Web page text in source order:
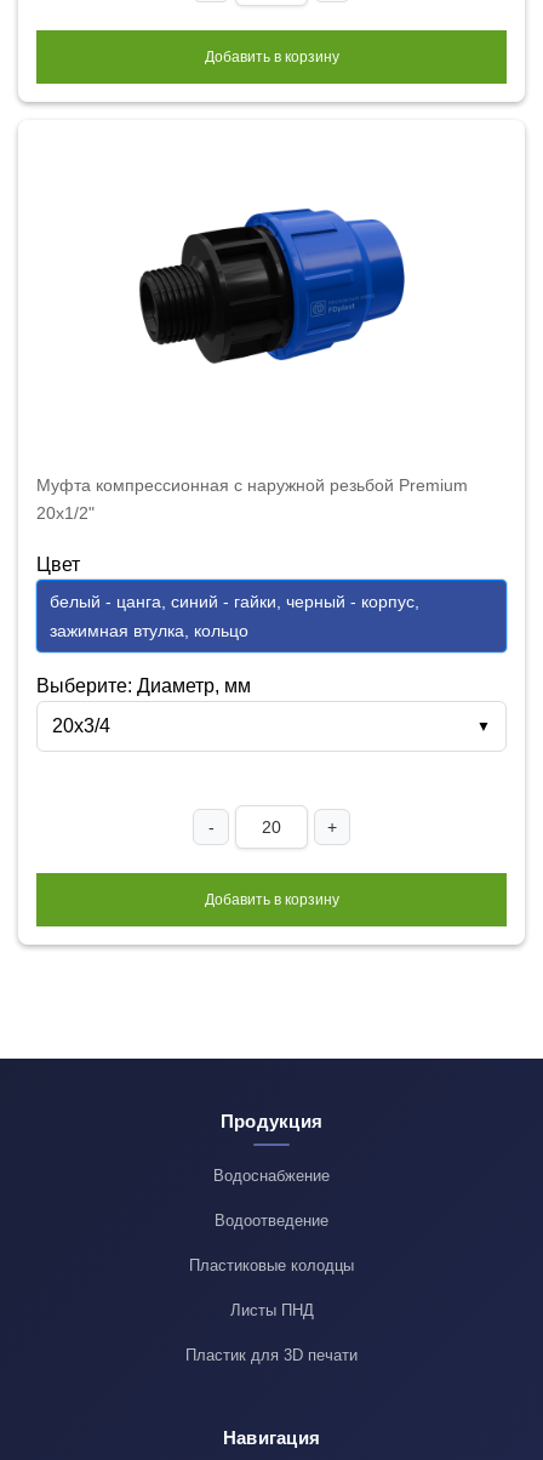
Добавить в корзину
Муфта компрессионная с наружной резьбой Premium
20x1/2"
Цвет
белый - цанга, синий - гайки, черный - корпус,
зажимная втулка, кольцо
Выберите: Диаметр, мм
20x3/4
▼
- +
Добавить в корзину
Продукция
Водоснабжение
Водоотведение
Пластиковые колодцы
Листы ПНД
Пластик для 3D печати
Навигация